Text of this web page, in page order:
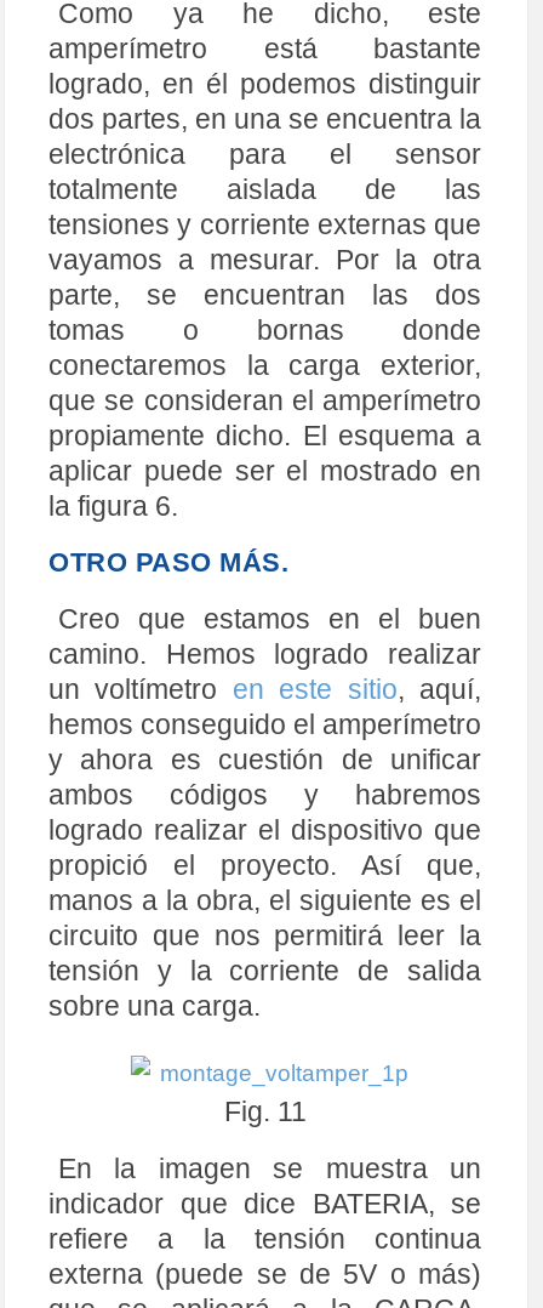
Como ya he dicho, este
amperímetro está bastante
logrado, en él podemos distinguir
dos partes, en una se encuentra la
electrónica para el sensor
totalmente aislada de las
tensiones y corriente externas que
vayamos a mesurar. Por la otra
parte, se encuentran las dos
tomas o bornas donde
conectaremos la carga exterior,
que se consideran el amperímetro
propiamente dicho. El esquema a
aplicar puede ser el mostrado en
la figura 6.
OTRO PASO MÁS.
Creo que estamos en el buen
camino. Hemos logrado realizar
un voltímetro en este sitio, aquí,
hemos conseguido el amperímetro
y ahora es cuestión de unificar
ambos códigos y habremos
logrado realizar el dispositivo que
propició el proyecto. Así que,
manos a la obra, el siguiente es el
circuito que nos permitirá leer la
tensión y la corriente de salida
sobre una carga.
Fig. 11
En la imagen se muestra un
indicador que dice BATERIA, se
refiere a la tensión continua
externa (puede se de 5V o más)